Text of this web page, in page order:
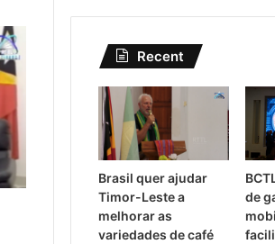
Recent
Brasil quer ajudar
Timor-Leste a
melhorar as
variedades de café
de